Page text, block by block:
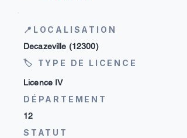
📍LOCALISATION
Decazeville (12300)
🏷 TYPE DE LICENCE
Licence IV
DÉPARTEMENT
12
STATUT